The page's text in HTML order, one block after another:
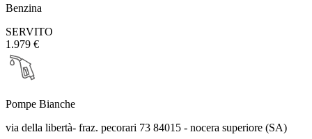
Benzina
SERVITO
1.979 €
Pompe Bianche
via della libertà- fraz. pecorari 73 84015 - nocera superiore (SA)